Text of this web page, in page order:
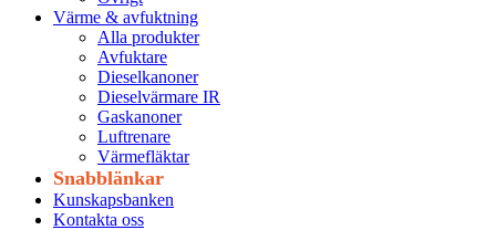
Värme & avfuktning
Alla produkter
Avfuktare
Dieselkanoner
Dieselvärmare IR
Gaskanoner
Luftrenare
Värmefläktar
Snabblänkar
Kunskapsbanken
Kontakta oss